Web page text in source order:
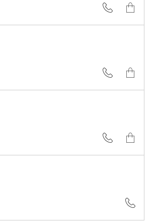
핑
가
핑
가
핑
가